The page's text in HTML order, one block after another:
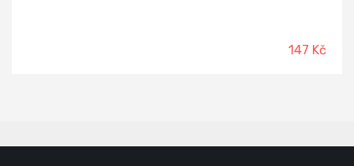
147 Kč